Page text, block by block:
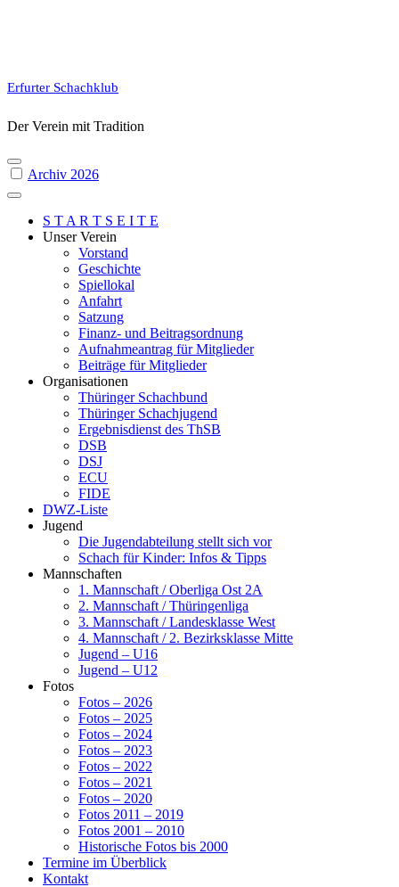
Erfurter Schachklub
Der Verein mit Tradition
Archiv 2026
S T A R T S E I T E
Unser Verein
Vorstand
Geschichte
Spiellokal
Anfahrt
Satzung
Finanz- und Beitragsordnung
Aufnahmeantrag für Mitglieder
Beiträge für Mitglieder
Organisationen
Thüringer Schachbund
Thüringer Schachjugend
Ergebnisdienst des ThSB
DSB
DSJ
ECU
FIDE
DWZ-Liste
Jugend
Die Jugendabteilung stellt sich vor
Schach für Kinder: Infos & Tipps
Mannschaften
1. Mannschaft / Oberliga Ost 2A
2. Mannschaft / Thüringenliga
3. Mannschaft / Landesklasse West
4. Mannschaft / 2. Bezirksklasse Mitte
Jugend – U16
Jugend – U12
Fotos
Fotos – 2026
Fotos – 2025
Fotos – 2024
Fotos – 2023
Fotos – 2022
Fotos – 2021
Fotos – 2020
Fotos 2011 – 2019
Fotos 2001 – 2010
Historische Fotos bis 2000
Termine im Überblick
Kontakt